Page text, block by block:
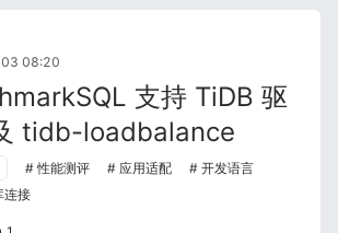
08:20
支持 TiDB 驱
tidb-loadbalance
性能测评 应用适配
开发语言
连接